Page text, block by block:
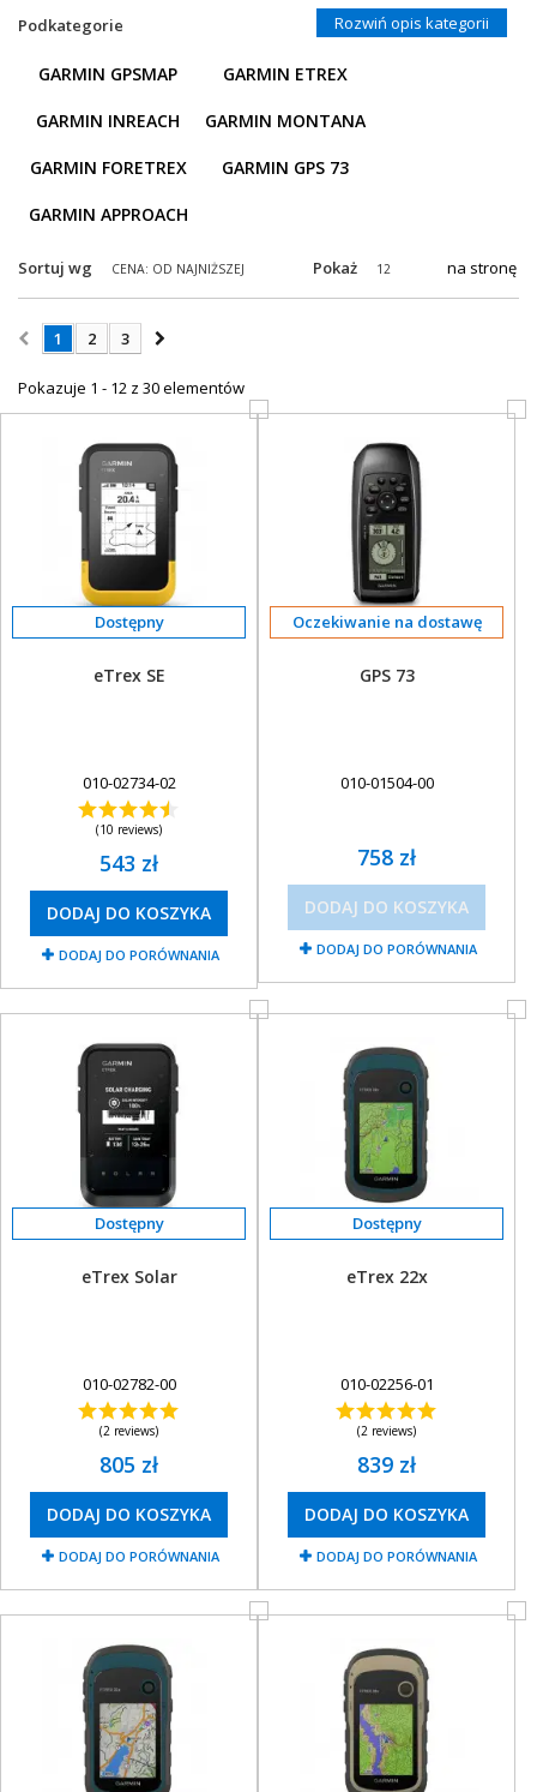
głębokich miejscach.
ofercie.
Rozwiń opis kategorii
Podkategorie
GARMIN GPSMAP GARMIN ETREX
GARMIN INREACH GARMIN MONTANA
GARMIN FORETREX GARMIN GPS 73
GARMIN APPROACH
Sortuj wg CENA: OD NAJNIŻSZEJ Pokaż 12 na stronę
1 2 3
Pokazuje 1 - 12 z 30 elementów
eTrex SE
010-02734-02
(10 reviews)
543 zł
DODAJ DO KOSZYKA
DODAJ DO PORÓWNANIA
Oczekiwanie na dostawę
GPS 73
010-01504-00
758 zł
DODAJ DO KOSZYKA
DODAJ DO PORÓWNANIA
eTrex Solar
010-02782-00
(2 reviews)
805 zł
DODAJ DO KOSZYKA
DODAJ DO PORÓWNANIA
eTrex 22x
010-02256-01
(2 reviews)
839 zł
DODAJ DO KOSZYKA
DODAJ DO PORÓWNANIA